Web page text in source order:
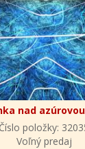
nad
Číslo položky:
Voľný predaj